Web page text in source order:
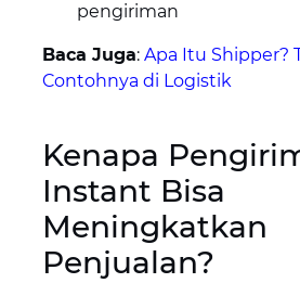
pengiriman
Baca Juga: Apa Itu Shipper?
Contohnya di Logistik
Kenapa
Instant Bisa
Meningkatkan
Penjualan?